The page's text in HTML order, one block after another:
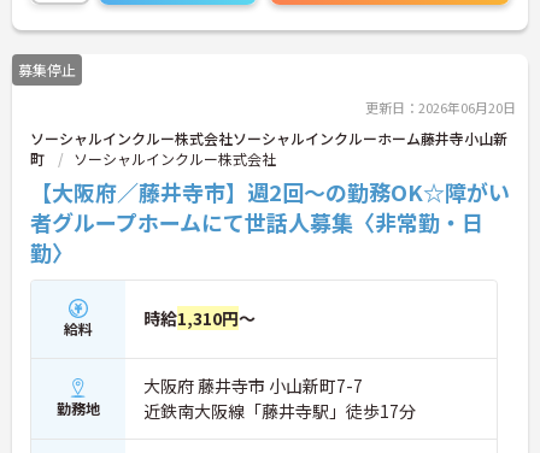
募集停止
更新日：2026年06月20日
ソーシャルインクルー株式会社ソーシャルインクルーホーム藤井寺小山新
町
ソーシャルインクルー株式会社
【大阪府／藤井寺市】週2回～の勤務OK☆障がい
者グループホームにて世話人募集〈非常勤・日
勤〉
給料 時給1,310円～
勤務地
大阪府 藤井寺市 小山新町7-7
近鉄南大阪線「藤井寺駅」徒歩17分